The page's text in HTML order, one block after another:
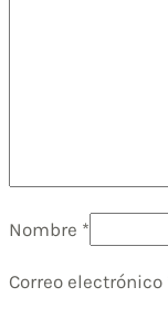
Nombre *
Correo electrónico